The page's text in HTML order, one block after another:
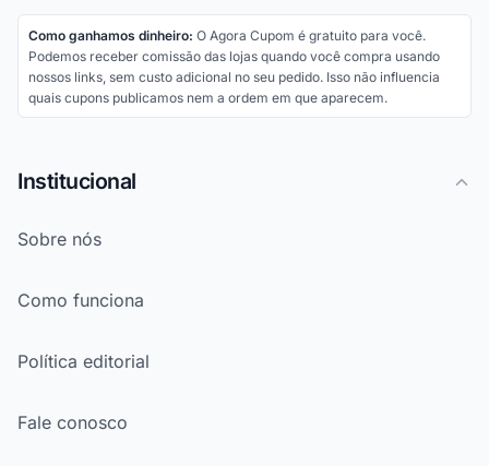
Como ganhamos dinheiro: O Agora Cupom é gratuito para você.
Podemos receber comissão das lojas quando você compra usando
nossos links, sem custo adicional no seu pedido. Isso não influencia
quais cupons publicamos nem a ordem em que aparecem.
Institucional
Sobre nós
Como funciona
Política editorial
Fale conosco